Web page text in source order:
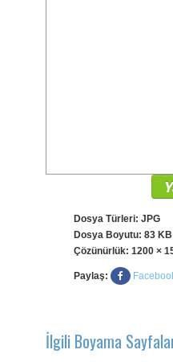
Dosya Türleri: JPG
Dosya Boyutu: 83 KB
Çözünürlük: 1200 ×
Paylaş:
İlgili Boyama